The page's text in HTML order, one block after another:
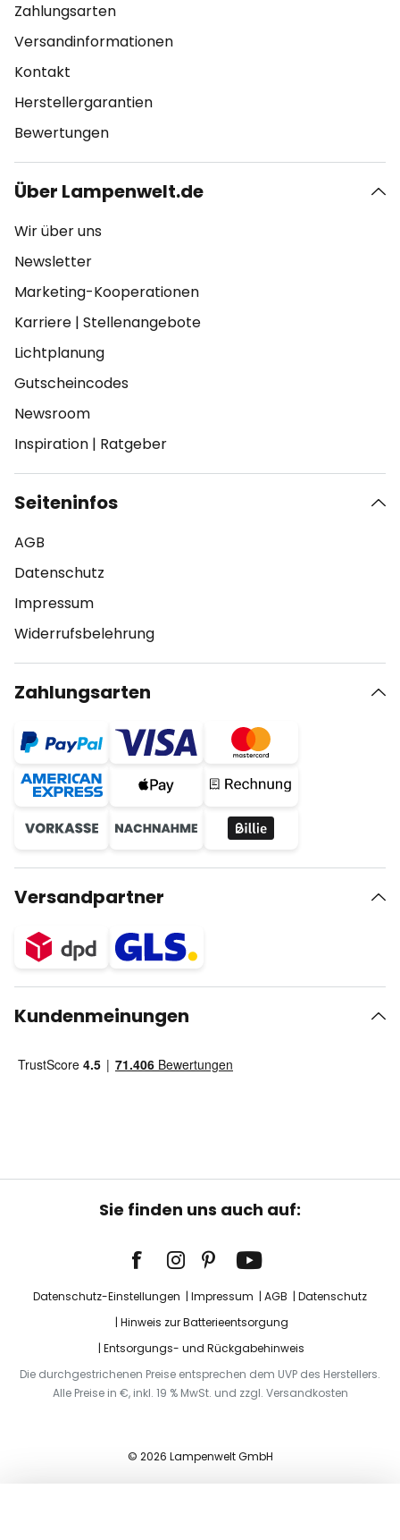
Zahlungsarten
Versandinformationen
Kontakt
Herstellergarantien
Bewertungen
Über Lampenwelt.de
Wir über uns
Newsletter
Marketing-Kooperationen
Karriere | Stellenangebote
Lichtplanung
Gutscheincodes
Newsroom
Inspiration | Ratgeber
Seiteninfos
AGB
Datenschutz
Impressum
Widerrufsbelehrung
Zahlungsarten
Versandpartner
Kundenmeinungen
Sie finden uns auch auf:
Datenschutz-Einstellungen Impressum AGB
Datenschutz
Hinweis zur Batterieentsorgung
Entsorgungs- und Rückgabehinweis
Die durchgestrichenen Preise entsprechen dem UVP des Herstellers.
Alle Preise in €, inkl. 19 % MwSt. und zzgl. Versandkosten
© 2026 Lampenwelt GmbH